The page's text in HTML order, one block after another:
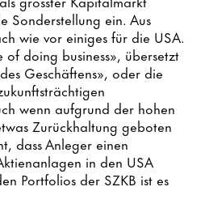
Sonderstellung ein. Aus
wie vor einiges für die USA.
of doing business», übersetzt
Geschäftens», oder die
wenn aufgrund der hohen
Zurückhaltung geboten
dass Anleger einen
in den USA
Portfolios der SZKB ist es